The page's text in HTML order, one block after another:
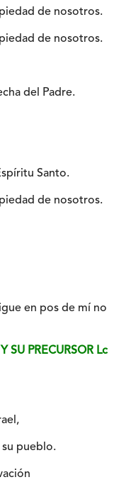
de nosotros.
de nosotros.
del Padre.
Santo.
de nosotros.
en pos de mí no
SU PRECURSOR Lc
pueblo.